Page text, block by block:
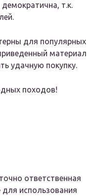
т.к.
для популярных
материал
удачную покупку.
походов!
ответственная
для использования